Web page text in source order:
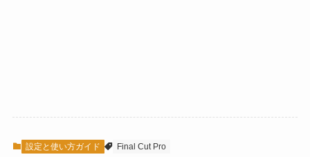
設定と使い方ガイド Final Cut Pro